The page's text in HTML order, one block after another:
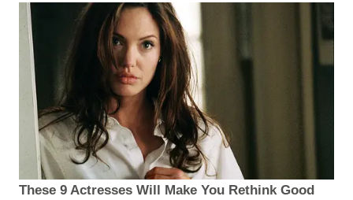
These 9 Actresses Will Make You Rethink Good